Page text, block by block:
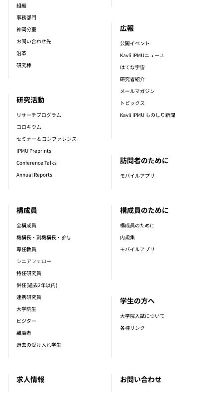
組織
事務部門
神岡分室
お問い合わせ先
沿革
研究棟
構成員
全構成員
機構長・副機構長・参与
専任教員
シニアフェロー
特任研究員
併任(過去2年以内)
連携研究員
大学院生
ビジター
離職者
過去の受け入れ学生
研究活動
リサーチプログラム
コロキウム
セミナー & コンファレンス
IPMU Preprints
Conference Talks
Annual Reports
広報
公開イベント
Kavli IPMUニュース
はてな宇宙
研究者紹介
メールマガジン
トピックス
Kavli IPMU ものしり新聞
求人情報
訪問者のために
モバイルアプリ
構成員のために
構成員のために
内規集
モバイルアプリ
学生の方へ
大学院入試について
各種リンク
お問い合わせ